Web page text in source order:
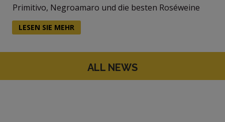
Primitivo, Negroamaro und die besten Roséweine
LESEN SIE MEHR
ALL NEWS